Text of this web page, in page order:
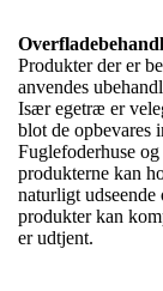
Produkter der er
anvendes
Især egetræ er
blot de opbevares
Fuglefoderhuse
produkterne kan
naturligt
produkter kan
er udtjent.